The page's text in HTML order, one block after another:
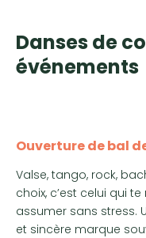
Danses de
événements
Ouverture de bal
Valse, tango, rock,
choix, c’est celui qui
assumer sans stress.
et sincère marque